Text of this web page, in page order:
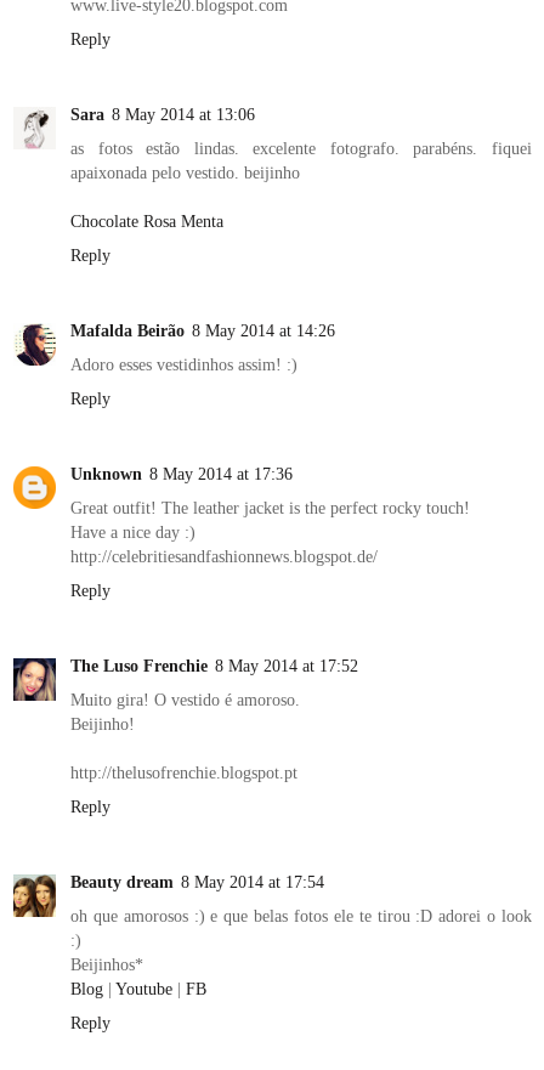
www.live-style20.blogspot.com
Reply
Sara 8 May 2014 at 13:06
as fotos estão lindas. excelente fotografo. parabéns. fiquei
apaixonada pelo vestido. beijinho
Chocolate Rosa Menta
Reply
Mafalda Beirão 8 May 2014 at 14:26
Adoro esses vestidinhos assim! :)
Reply
Unknown 8 May 2014 at 17:36
Great outfit! The leather jacket is the perfect rocky touch!
Have a nice day :)
http://celebritiesandfashionnews.blogspot.de/
Reply
The Luso Frenchie 8 May 2014 at 17:52
Muito gira! O vestido é amoroso.
Beijinho!
http://thelusofrenchie.blogspot.pt
Reply
Beauty dream 8 May 2014 at 17:54
oh que amorosos :) e que belas fotos ele te tirou :D adorei o look
:)
Beijinhos*
Blog | Youtube | FB
Reply